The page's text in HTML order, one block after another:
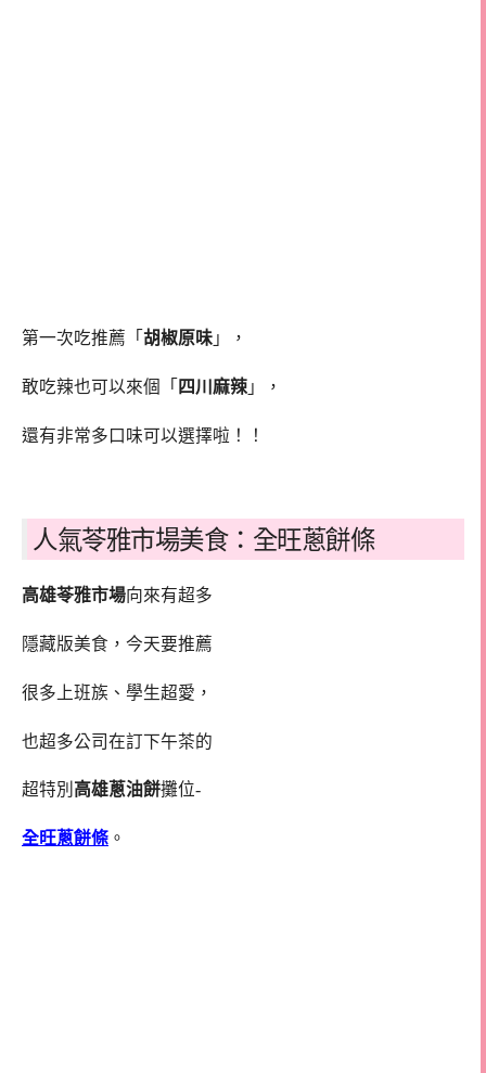
第一次吃推薦「 胡椒原味 」，
敢吃辣也可以來個「 四川麻辣 」，
還有非常多口味可以選擇啦！！
人氣苓雅市場美食：全旺蔥餅條
高雄苓雅市場向來有超多
隱藏版美食，今天要推薦
很多上班族、學生超愛，
也超多公司在訂下午茶的
超特別 高雄蔥油餅攤位-
全旺蔥餅條 。